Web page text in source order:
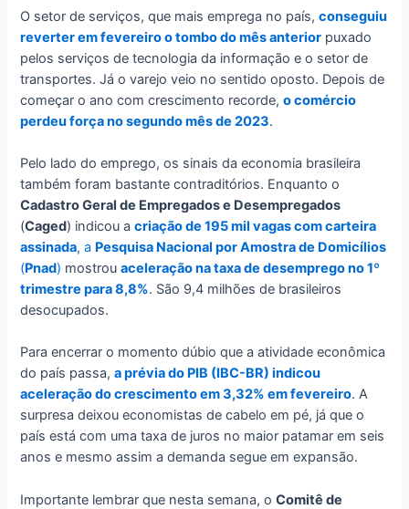
O setor de serviços, que mais emprega no país,conseguiu
reverter em fevereiro o tombo do mês anterior puxado
pelos serviços de tecnologia da informação e o setor de
transportes. Já o varejo veio no sentido oposto. Depois de
começar o ano com crescimento recorde,o comércio
perdeu força no segundo mês de 2023.
Pelo lado do emprego, os sinais da economia brasileira
também foram bastante contraditórios. Enquanto o
Cadastro Geral de Empregados e Desempregados
(Caged) indicou acriação de 195 mil vagas com carteira
assinada, a Pesquisa Nacional por Amostra de Domicílios
(Pnad) mostrouaceleração na taxa de desemprego no 1º
trimestre para 8,8%. São 9,4 milhões de brasileiros
desocupados.
Para encerrar o momento dúbio que a atividade econômica
do país passa,a prévia do PIB (IBC-BR) indicou
aceleração do crescimento em 3,32% em fevereiro. A
surpresa deixou economistas de cabelo em pé, já que o
país está com uma taxa de juros no maior patamar em seis
anos e mesmo assim a demanda segue em expansão.
Importante lembrar que nesta semana, oComitê de